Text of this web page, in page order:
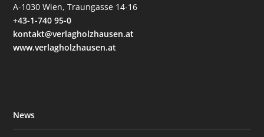
A-1030 Wien, Traungasse 14-16
+43-1-740 95-0
kontakt@verlagholzhausen.at
www.verlagholzhausen.at
News